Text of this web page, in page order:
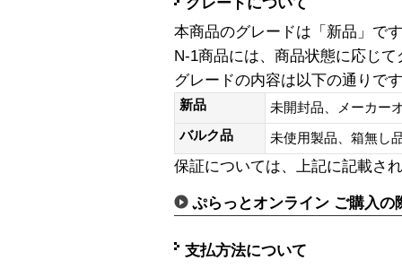
本商品のグレードは「新品」です
N-1商品には、商品状態に応じ
グレードの内容は以下の通りで
新品
未開封品、メーカー
バルク品
未使用製品、箱無
保証については、上記に記載さ
ぷらっとオンライン ご購入の
支払方法について